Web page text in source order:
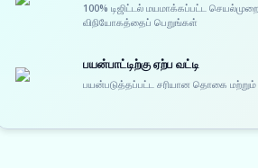
100% டிஜிட்டல் மயமாக்கப்பட்ட
விநியோகத்தைப் பெறுங்கள்
பயன்பாட்டிற்கு ஏற்ப வட்டி
பயன்படுத்தப்பட்ட சரியான தொகை மற்றும்